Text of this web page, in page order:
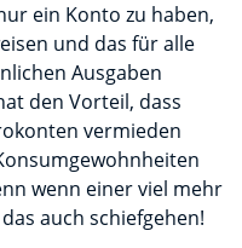
ein Konto zu haben,
und das für alle
Ausgaben
den Vorteil, dass
vermieden
wenn einer viel mehr
auch schiefgehen!